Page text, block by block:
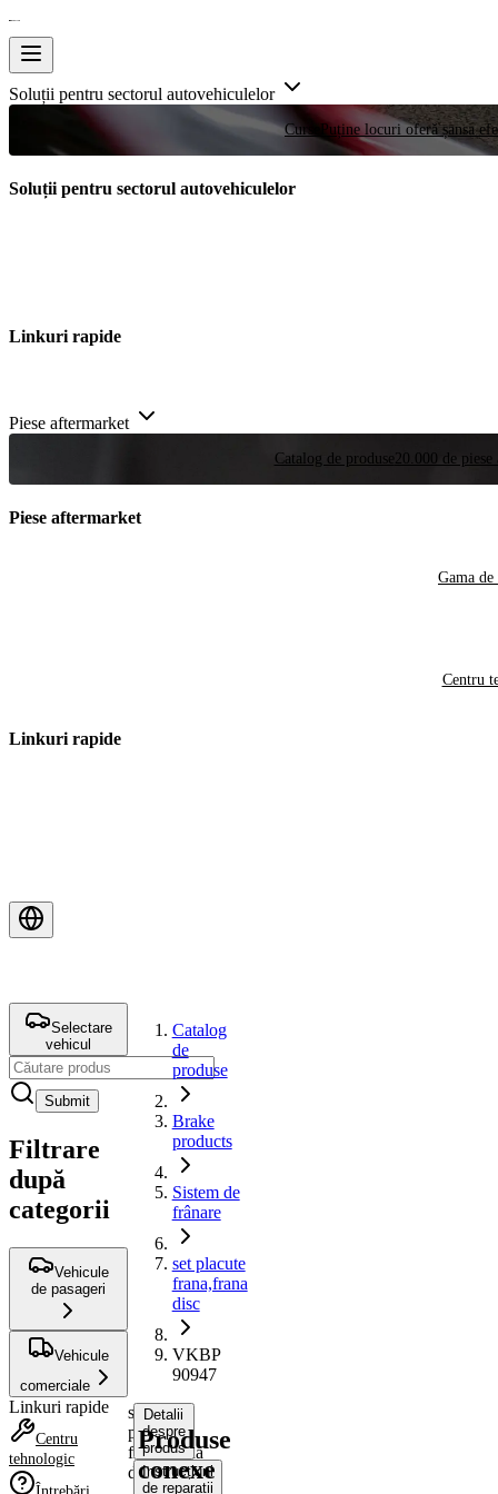
Soluții pentru sectorul autovehiculelor
Curse Puține locuri oferă șansa
Soluții pentru sectorul autovehiculelor
Linkuri rapide
Piese aftermarket
Catalog de produse 20.000 de
Piese aftermarket
Gama de
Centru
Linkuri rapide
Selectare
vehicul
Submit
Filtrare
după
categorii
Vehicule
de pasageri
Vehicule
comerciale
Linkuri rapide
Centru
tehnologic
Catalog
de
produse
Brake
products
Sistem de
frânare
set placute
frana,frana
disc
VKBP
90947
set
placute
frana,frana
disc
Detalii
despre
produs
Instrucțiuni
de reparații
Produse
conexe